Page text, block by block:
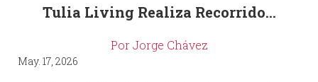
Tulia Living Realiza Recorrido...
Por Jorge Chávez
May. 17, 2026